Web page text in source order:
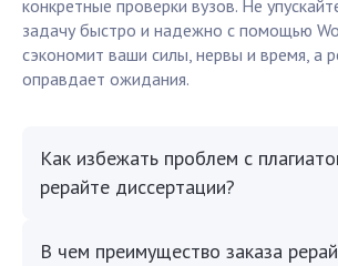
конкретные проверки вузов. Не
задачу быстро и надежно с помощью
сэкономит ваши силы, нервы и время, а
оправдает ожидания.
Как избежать проблем с
рерайте диссертации?
В чем преимущество заказа